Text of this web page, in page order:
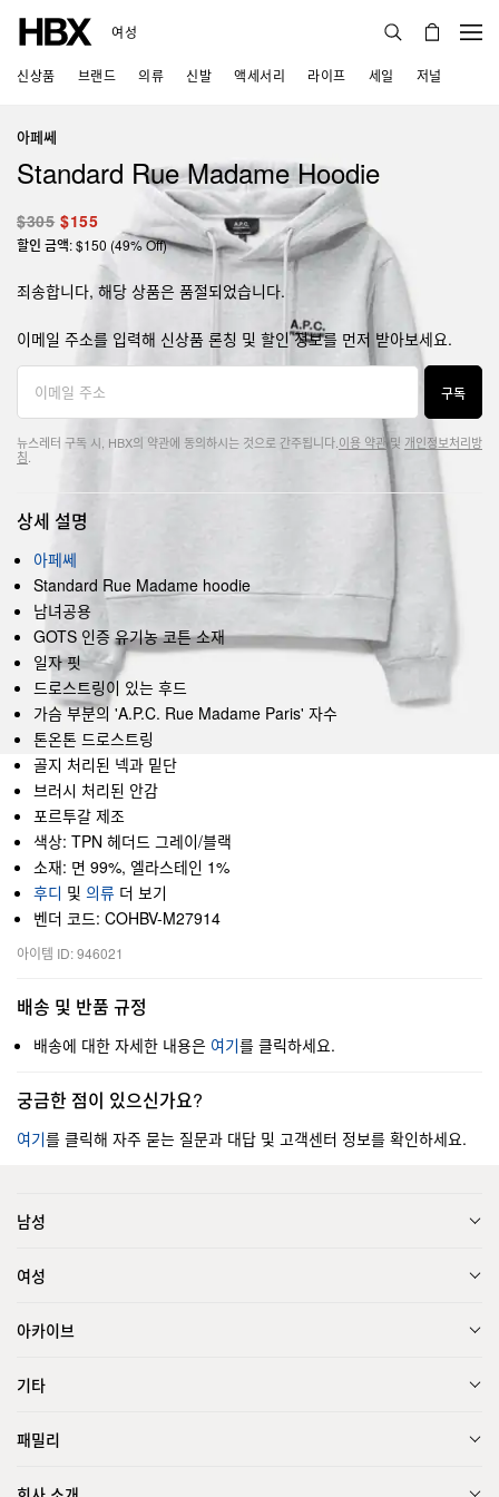
여성
신상품 브랜드 의류 신발 액세서리 라이프 세일 저널
아페쎄
Standard Rue Madame Hoodie
$305 $155
할인 금액: $150 (49% Off)
죄송합니다, 해당 상품은 품절되었습니다.
이메일 주소를 입력해 신상품 론칭 및 할인 정보를 먼저 받아보세요.
구독
뉴스레터 구독 시, HBX의 약관에 동의하시는 것으로 간주됩니다. 이용 약관및 개인정보처리방
침
상세 설명
아페쎄
Standard Rue Madame hoodie
남녀공용
GOTS 인증 유기농 코튼 소재
일자 핏
드로스트링이 있는 후드
가슴 부분의 'A.P.C. Rue Madame Paris' 자수
톤온톤 드로스트링
골지 처리된 넥과 밑단
브러시 처리된 안감
포르투갈 제조
색상: TPN 헤더드 그레이/블랙
소재: 면 99%, 엘라스테인 1%
후디 및 의류 더 보기
벤더 코드: COHBV-M27914
아이템 ID: 946021
배송 및 반품 규정
배송에 대한 자세한 내용은 여기를 클릭하세요.
궁금한 점이 있으신가요?
여기를 클릭해 자주 묻는 질문과 대답 및 고객센터 정보를 확인하세요.
남성
여성
아카이브
기타
패밀리